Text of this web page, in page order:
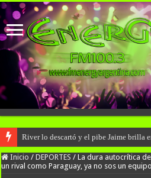
River lo descartó y el pibe Jaime brilla
Inicio / DEPORTES / La dura autocrítica
un rival como Paraguay, ya no sos un